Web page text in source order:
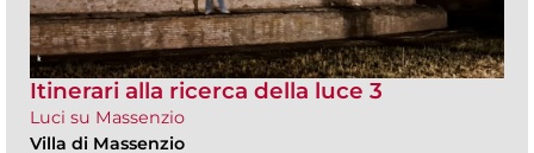
Itinerari alla ricerca della luce 3
Luci su Massenzio
Villa di Massenzio